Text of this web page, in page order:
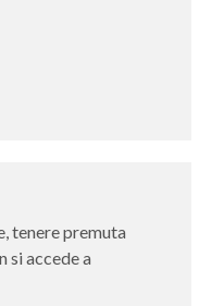
tenere premuta
si accede a